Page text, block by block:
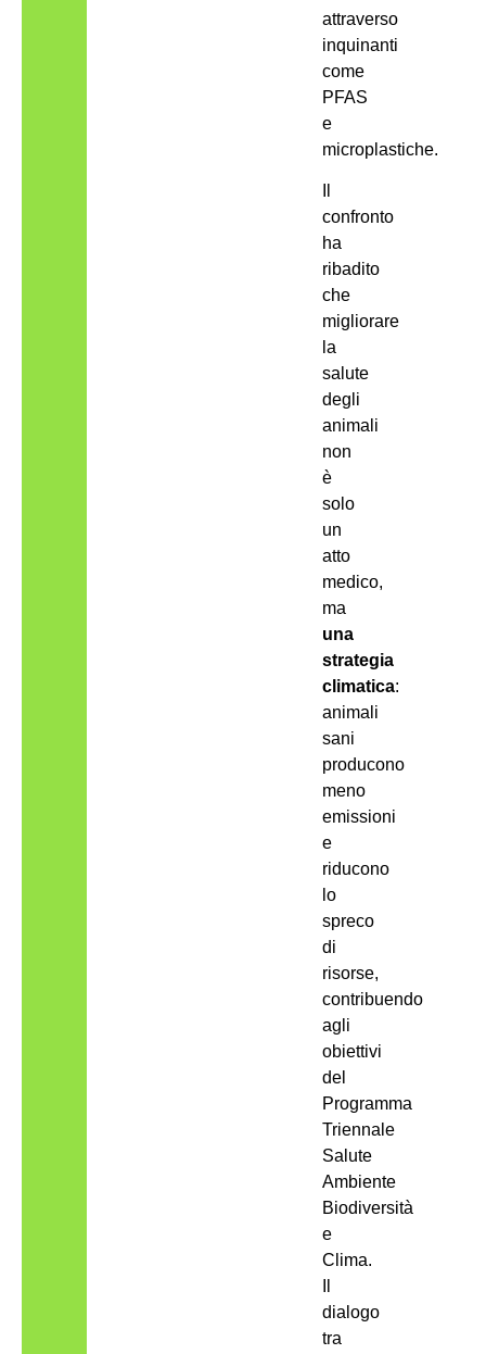
attraverso
inquinanti
come
PFAS
e
microplastiche.
confronto
ha
ribadito
che
migliorare
la
salute
degli
animali
non
è
solo
un
atto
medico,
ma
una
strategia
climatica:
animali
sani
producono
meno
emissioni
e
riducono
lo
spreco
di
risorse,
contribuendo
agli
obiettivi
del
Programma
Triennale
Salute
Ambiente
Biodiversità
e
Clima.
dialogo
tra